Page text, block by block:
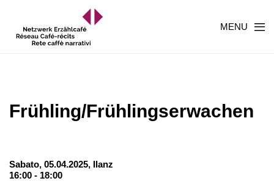
MENU
Frühling/Frühlingserwachen
Sabato, 05.04.2025, Ilanz
16:00 - 18:00